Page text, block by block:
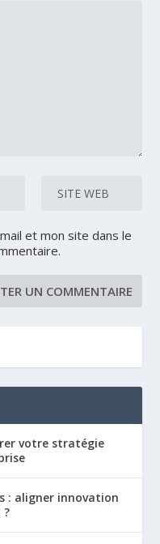
et mon site dans le
votre stratégie
: aligner innovation
?